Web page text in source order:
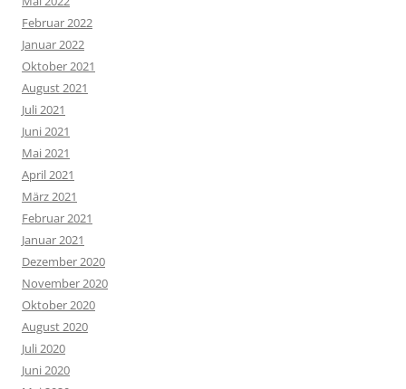
Februar 2022
Januar 2022
Oktober 2021
August 2021
Juli 2021
Juni 2021
Mai 2021
April 2021
März 2021
Februar 2021
Januar 2021
Dezember 2020
November 2020
Oktober 2020
August 2020
Juli 2020
Juni 2020